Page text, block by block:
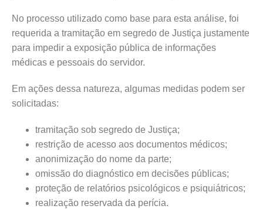
No processo utilizado como base para esta análise, foi
requerida a tramitação em segredo de Justiça justamente
para impedir a exposição pública de informações
médicas e pessoais do servidor.
Em ações dessa natureza, algumas medidas podem ser
solicitadas:
tramitação sob segredo de Justiça;
restrição de acesso aos documentos médicos;
anonimização do nome da parte;
omissão do diagnóstico em decisões públicas;
proteção de relatórios psicológicos e psiquiátricos;
realização reservada da perícia.